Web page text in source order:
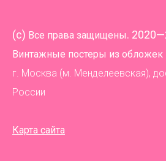
(c) Все права защищены.
Винтажные постеры из обложек
г. Москва (м. Менделеевская),
России
Карта сайта